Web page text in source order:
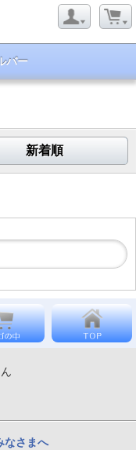
バー
新着順
なさまへ